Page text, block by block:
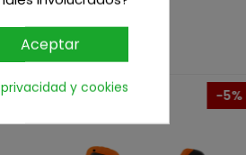
-5%
Aceptar
y cookies